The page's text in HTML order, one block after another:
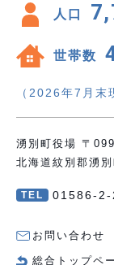
人口
世帯数
（2026年7月末
湧別町役場 〒
北海道紋別郡湧
TEL 01586-2-
お問い合わせ
総合トップペ